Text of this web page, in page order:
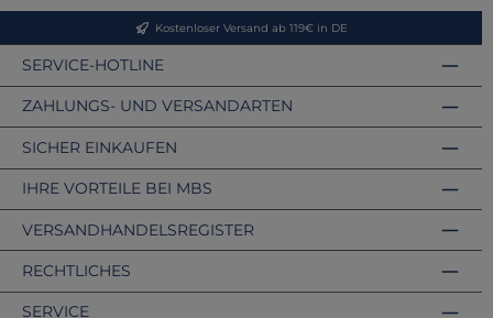
Kostenloser Versand ab 119€ in DE
SERVICE-HOTLINE
ZAHLUNGS- UND VERSANDARTEN
VERSANDHANDELSREGISTER
SICHER EINKAUFEN
IHRE VORTEILE BEI MBS
RECHTLICHES
SERVICE